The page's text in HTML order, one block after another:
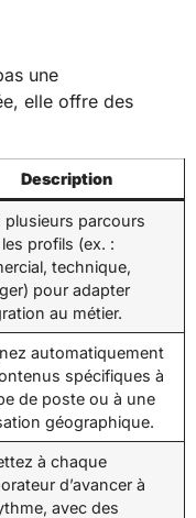
une
elle offre des
Description
plusieurs parcours
profils (ex. :
technique,
pour adapter
au métier.
automatiquement
spécifiques à
de poste ou à une
géographique.
à chaque
d’avancer à
avec des